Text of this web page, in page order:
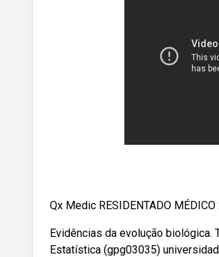
Qx Medic RESIDENTADO MÉDICO
Evidências da evolução biológica.
Estatística (gpg03035)